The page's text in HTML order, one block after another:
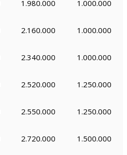
1.980.000 1.000.000
2.160.000 1.000.000
2.340.000 1.000.000
2.520.000 1.250.000
2.550.000 1.250.000
2.720.000 1.500.000